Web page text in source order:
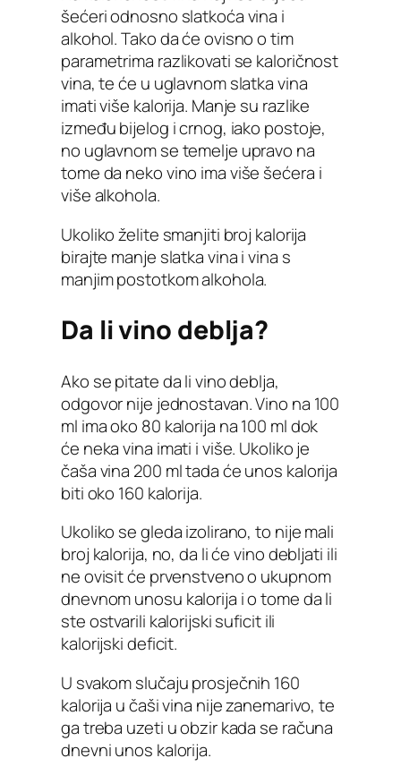
šećeri odnosno slatkoća vina i
alkohol. Tako da će ovisno o tim
parametrima razlikovati se kaloričnost
vina, te će u uglavnom slatka vina
imati više kalorija. Manje su razlike
između bijelog i crnog, iako postoje,
no uglavnom se temelje upravo na
tome da neko vino ima više šećera i
više alkohola.
Ukoliko želite smanjiti broj kalorija
birajte manje slatka vina i vina s
manjim postotkom alkohola.
Da li vino deblja?
Ako se pitate da li vino deblja,
odgovor nije jednostavan. Vino na 100
ml ima oko 80 kalorija na 100 ml dok
će neka vina imati i više. Ukoliko je
čaša vina 200 ml tada će unos kalorija
biti oko 160 kalorija.
Ukoliko se gleda izolirano, to nije mali
broj kalorija, no, da li će vino debljati ili
ne ovisit će prvenstveno o ukupnom
dnevnom unosu kalorija i o tome da li
ste ostvarili kalorijski suficit ili
kalorijski deficit.
U svakom slučaju prosječnih 160
kalorija u čaši vina nije zanemarivo, te
ga treba uzeti u obzir kada se računa
dnevni unos kalorija.